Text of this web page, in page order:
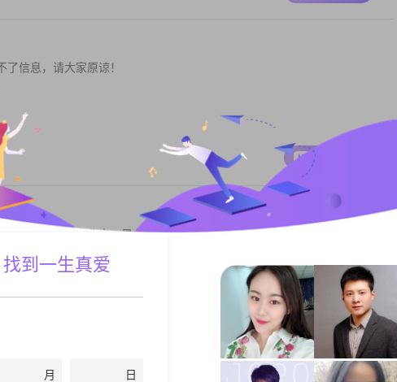
信息，请大家原谅！
心，，我是东北人，黑龙江齐齐哈尔，性格比较男性化，现在独自闯广
低调，因为...
职业
私聊TA
到一生真爱
月 日